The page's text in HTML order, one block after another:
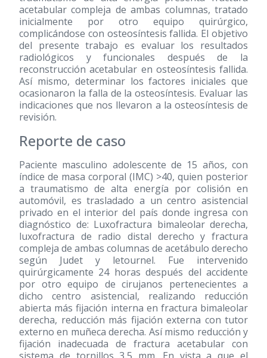
acetabular compleja de ambas columnas, tratado
inicialmente por otro equipo quirúrgico,
complicándose con osteosíntesis fallida. El objetivo
del presente trabajo es evaluar los resultados
radiológicos y funcionales después de la
reconstrucción acetabular en osteosíntesis fallida.
Así mismo, determinar los factores iniciales que
ocasionaron la falla de la osteosíntesis. Evaluar las
indicaciones que nos llevaron a la osteosíntesis de
revisión.
Reporte de caso
Paciente masculino adolescente de 15 años, con
índice de masa corporal (IMC) >40, quien posterior
a traumatismo de alta energía por colisión en
automóvil, es trasladado a un centro asistencial
privado en el interior del país donde ingresa con
diagnóstico de: Luxofractura bimaleolar derecha,
luxofractura de radio distal derecho y fractura
compleja de ambas columnas de acetábulo derecho
según Judet y letournel. Fue intervenido
quirúrgicamente 24 horas después del accidente
por otro equipo de cirujanos pertenecientes a
dicho centro asistencial, realizando reducción
abierta más fijación interna en fractura bimaleolar
derecha, reducción más fijación externa con tutor
externo en muñeca derecha. Así mismo reducción y
fijación inadecuada de fractura acetabular con